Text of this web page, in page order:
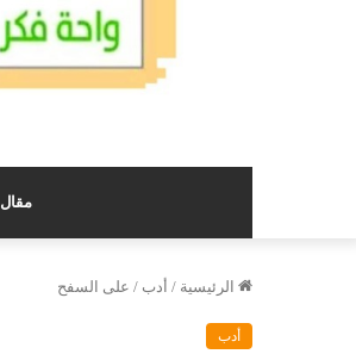
مقال
الرئيسية / أدب / على السفح
أدب